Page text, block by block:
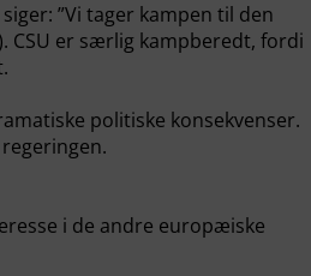
”Vi tager kampen til den
CSU er særlig kampberedt, fordi
politiske konsekvenser.
i de andre europæiske